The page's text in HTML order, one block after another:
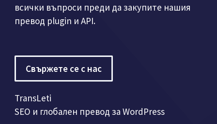
всички въпроси преди да закупите нашия
превод plugin и API.
Свържете се с нас
TransLeti
SEO и глобален превод за WordPress